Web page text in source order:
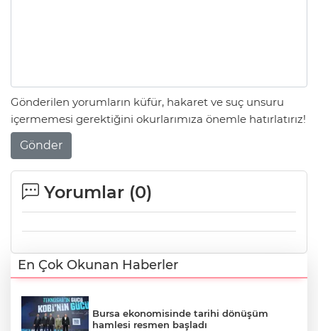
Gönderilen yorumların küfür, hakaret ve suç unsuru
içermemesi gerektiğini okurlarımıza önemle hatırlatırız!
Gönder
Yorumlar (0)
En Çok Okunan Haberler
Bursa ekonomisinde tarihi dönüşüm
hamlesi resmen başladı